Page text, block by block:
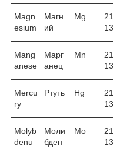
Magn
esium
Магн
ий
Mg
Mang
anese
Марг
анец
Mn
Mercu
ry
Ртуть Hg
Molyb
denu
Моли
бден
Mo